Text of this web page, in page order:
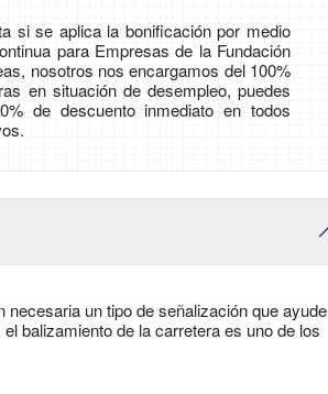
si se aplica la bonificación por medio
para Empresas de la Fundación
nosotros nos encargamos del 100%
en situación de desempleo, puedes
de descuento inmediato en todos
un tipo de señalización que ayude
balizamiento de la carretera es uno de los